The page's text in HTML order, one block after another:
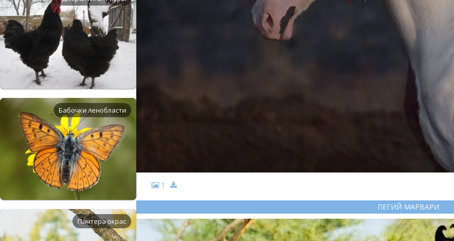
Бабочки ленобласти
Пантера окрас
1
ПЕГИЙ МАРВАРИ